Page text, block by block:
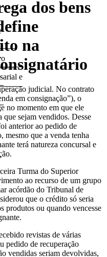
e
dos bens
na
judicial. No contrato
em consignação”), o
no momento em que ele
que sejam vendidos. Desse
anterior ao pedido de
mesmo que a venda tenha
terá natureza concursal e
Turma do Superior
ao recurso de um grupo
acórdão do Tribunal de
que o crédito só seria
produtos ou quando vencesse
revistas de várias
pedido de recuperação
vendidas seriam devolvidas,